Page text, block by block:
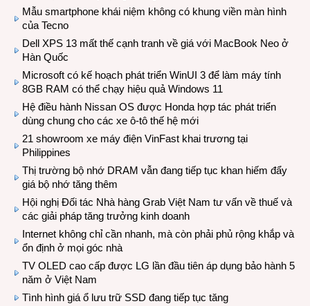
Mẫu smartphone khái niệm không có khung viền màn hình
của Tecno
Dell XPS 13 mất thế cạnh tranh về giá với MacBook Neo ở
Hàn Quốc
Microsoft có kế hoạch phát triển WinUI 3 để làm máy tính
8GB RAM có thể chạy hiệu quả Windows 11
Hệ điều hành Nissan OS được Honda hợp tác phát triển
dùng chung cho các xe ô-tô thế hệ mới
21 showroom xe máy điện VinFast khai trương tại
Philippines
Thị trường bộ nhớ DRAM vẫn đang tiếp tục khan hiếm đẩy
giá bộ nhớ tăng thêm
Hội nghị Đối tác Nhà hàng Grab Việt Nam tư vấn về thuế và
các giải pháp tăng trưởng kinh doanh
Internet không chỉ cần nhanh, mà còn phải phủ rộng khắp và
ổn định ở mọi góc nhà
TV OLED cao cấp được LG lần đầu tiên áp dụng bảo hành 5
năm ở Việt Nam
Tình hình giá ổ lưu trữ SSD đang tiếp tục tăng